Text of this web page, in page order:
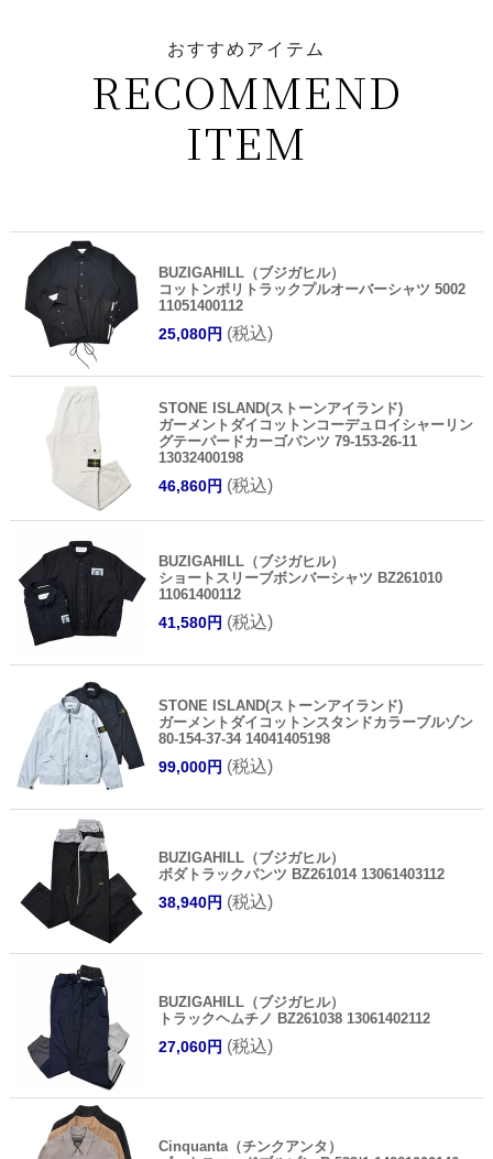
おすすめアイテム
RECOMMEND
ITEM
BUZIGAHILL（ブジガヒル）
コットンポリトラックプルオーバーシャツ 5002
11051400112
25,080円 (税込)
STONE ISLAND(ストーンアイランド)
ガーメントダイコットンコーデュロイシャーリン
グテーパードカーゴパンツ 79-153-26-11
13032400198
46,860円 (税込)
BUZIGAHILL（ブジガヒル）
ショートスリーブボンバーシャツ BZ261010
11061400112
41,580円 (税込)
STONE ISLAND(ストーンアイランド)
ガーメントダイコットンスタンドカラーブルゾン
80-154-37-34 14041405198
99,000円 (税込)
BUZIGAHILL（ブジガヒル）
ボダトラックパンツ BZ261014 13061403112
38,940円 (税込)
BUZIGAHILL（ブジガヒル）
トラックヘムチノ BZ261038 13061402112
27,060円 (税込)
Cinquanta（チンクアンタ）